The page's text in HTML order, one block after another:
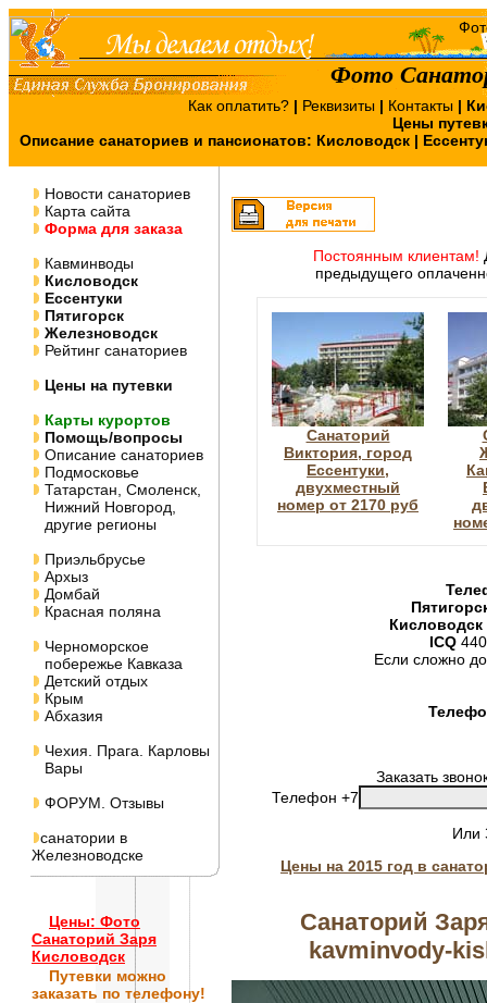
Фото
Как оплатить? | Реквизиты | Контакты |
Цены
Описание санаториев и пансионатов: Кисловодск |
Новости санаториев
Карта сайта
Форма для заказа
Кавминводы
Кисловодск
Ессентуки
Пятигорск
Железноводск
Рейтинг санаториев
Цены на путевки
Карты курортов
Помощь/вопросы
Описание санаториев
Подмосковье
Татарстан, Смоленск,
Нижний Новгород,
другие регионы
Приэльбрусье
Архыз
Домбай
Красная поляна
Черноморское
побережье Кавказа
Детский отдых
Крым
Абхазия
Чехия. Прага. Карловы
Вары
ФОРУМ. Отзывы
санатории в
Железноводске
Цены: Фото
Санаторий Заря
Кисловодск
Путевки можно
заказать по телефону!
Постоянным клиентам!
предыдущего
Санаторий
Виктория, город
Ессентуки,
двухместный
номер от 2170 руб
Кисловодск
ICQ
Если сложно
Заказать
Телефон +7
Цены на 2015 год в
Санаторий
kavminvody-